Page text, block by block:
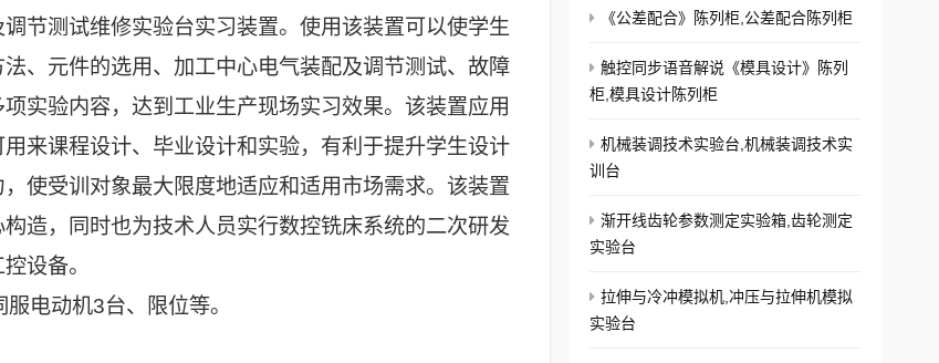
节测试维修实验台实习装置。使用该装置可以使学生
、元件的选用、加工中心电气装配及调节测试、故障
实验内容，达到工业生产现场实习效果。该装置应用
来课程设计、毕业设计和实验，有利于提升学生设计
使受训对象最大限度地适应和适用市场需求。该装置
造，同时也为技术人员实行数控铣床系统的二次研发
设备。
电动机3台、限位等。
《公差配合》陈列柜,公差配合陈列柜
触控同步语音解说《模具设计》陈列
柜,模具设计陈列柜
机械装调技术实验台,机械装调技术实
训台
渐开线齿轮参数测定实验箱,齿轮测定
实验台
拉伸与冷冲模拟机,冲压与拉伸机模拟
实验台